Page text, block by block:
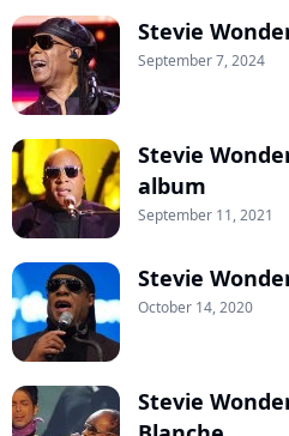
Stevie
September 7, 2024
Stevie
album
September 11, 2021
Stevie
October 14, 2020
Stevie